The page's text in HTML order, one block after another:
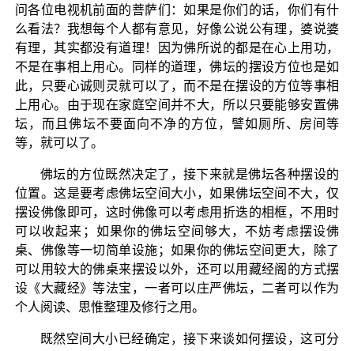
问各位电视机前面的菩萨们：如果是你们的话，你们有什
么看法？我想每个人都有意见，好像公说公有理，婆说婆
有理，其实都没有道理！因为佛所说的都是在心上用功，
不是在事相上用心。同样的道理，佛坛的摆设方位也是如
此，只要心诚则灵就可以了，而不是在摆设的方位等事相
上用心。由于现在家庭空间并不大，所以只要能够安置佛
坛，而且佛坛不要面向不净的方位，譬如厕所、房间等
等，就可以了。
佛坛的方位既然决定了，接下来就是佛坛各种摆设的
位置。这是要考虑佛坛空间大小，如果佛坛空间不大，仅
摆设佛像即可，这时佛像可以考虑用折迭的相框，不用时
可以收起来；如果你的佛坛空间够大，不妨考虑摆设佛
桌、佛像等一切简单设施；如果你的佛坛空间更大，除了
可以用较大的佛桌来摆设以外，还可以用藏经阁的方式摆
设《大藏经》等法宝，一者可以庄严佛坛，二者可以作为
个人阅读、思惟整理及修行之用。
既然空间大小已经确定，接下来谈如何摆设，这可分